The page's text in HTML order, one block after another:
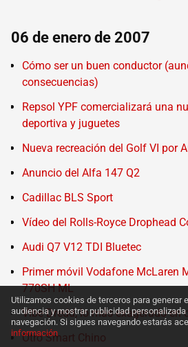
06 de enero de 2007
Cómo ser un buen conductor
consecuencias)
Repsol YPF comercializará una
deportiva y juguetes
Nueva recreación del Golf VI por
Anuncio del Alfa 147 Q2
Cadillac BLS Sport
Vídeo del Rolls-Royce Drophead
Audi Q7 V12 TDI Bluetec
Primer móvil Vodafone McLaren
770SH ML
Vibe Dredd, lo más exagerado en
Otro Smart Chino
Utilizamos cookies de terceros para generar
audiencia y mostrar publicidad
navegación. Si sigues navegando estarás
información